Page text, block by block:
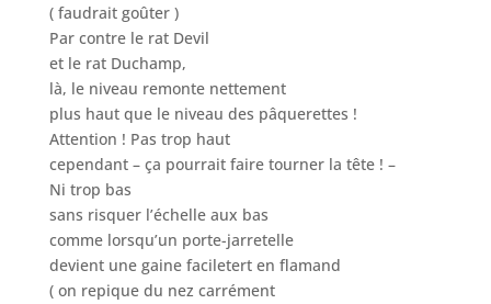
( faudrait goûter )
Par contre le rat Devil
et le rat Duchamp,
là, le niveau remonte nettement
plus haut que le niveau des pâquerettes !
Attention ! Pas trop haut
cependant – ça pourrait faire tourner la tête ! –
Ni trop bas
sans risquer l’échelle aux bas
comme lorsqu’un porte-jarretelle
devient une gaine faciletert en flamand
( on repique du nez carrément